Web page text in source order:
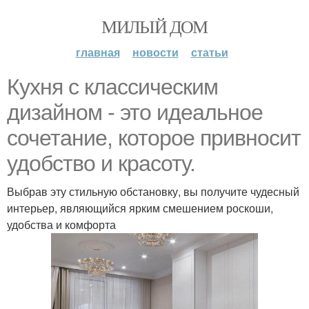
МИЛЫЙ ДОМ
главная новости статьи
Кухня с классическим
дизайном - это идеальное
сочетание, которое привносит
удобство и красоту.
Выбрав эту стильную обстановку, вы получите чудесный
интерьер, являющийся ярким смешением роскоши,
удобства и комфорта